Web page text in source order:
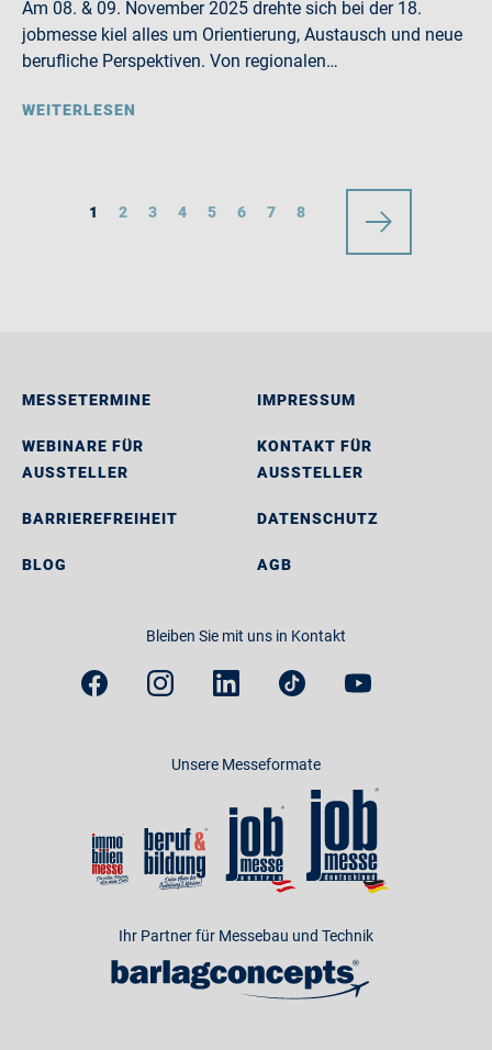
Am 08. & 09. November 2025 drehte sich bei der 18.
jobmesse kiel alles um Orientierung, Austausch und neue
berufliche Perspektiven. Von regionalen…
WEITERLESEN
1 2 3 4 5 6 7 8
MESSETERMINE
WEBINARE FÜR
AUSSTELLER
BARRIEREFREIHEIT
BLOG
IMPRESSUM
KONTAKT FÜR
AUSSTELLER
DATENSCHUTZ
AGB
Bleiben Sie mit uns in Kontakt
Unsere Messeformate
Ihr Partner für Messebau und Technik